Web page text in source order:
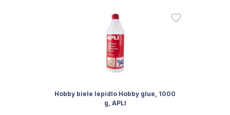
Hobby biele lepidlo Hobby glue, 1000
g, APLI